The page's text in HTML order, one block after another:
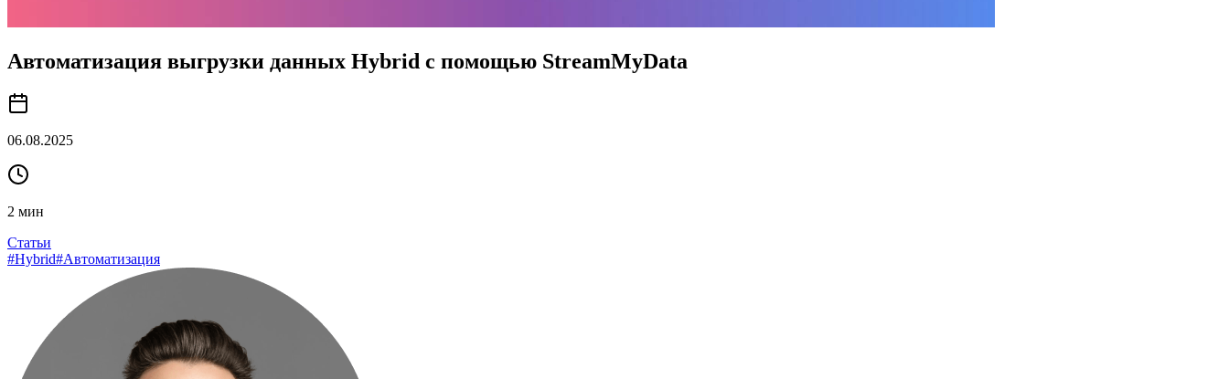
Автоматизация выгрузки данных Hybrid с помощью StreamMyData
06.08.2025
2 мин
Статьи
#Hybrid#Автоматизация